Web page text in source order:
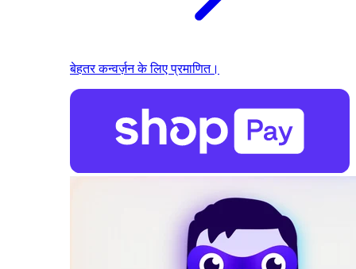
बेहतर कन्वर्ज़न के लिए प्रमाणित।